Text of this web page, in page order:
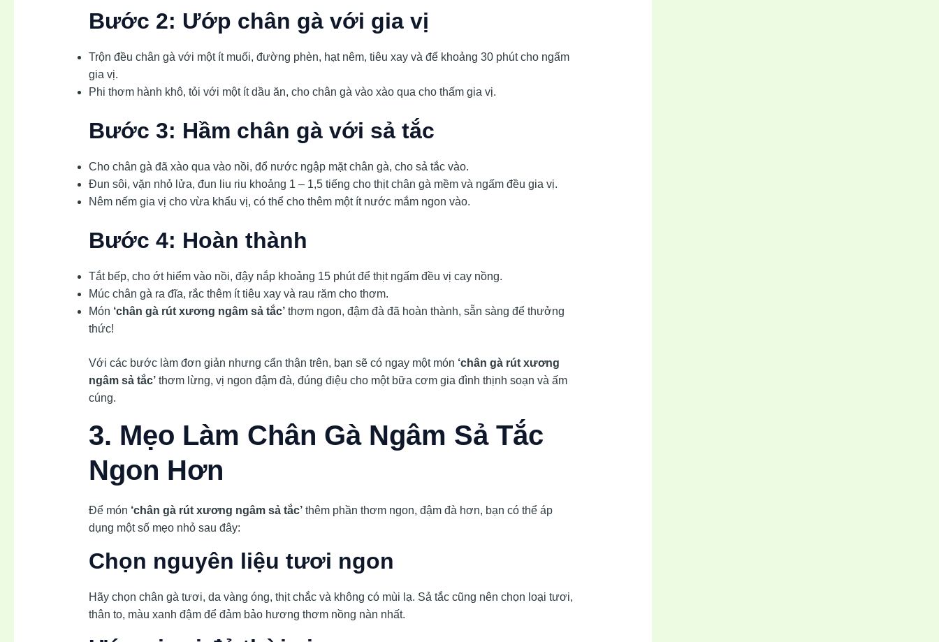
Bước 2: Ướp chân gà với gia vị
Trộn đều chân gà với một ít muối, đường phèn, hạt nêm, tiêu xay và để khoảng 30 phút cho ngấm
gia vị.
Phi thơm hành khô, tỏi với một ít dầu ăn, cho chân gà vào xào qua cho thấm gia vị.
Bước 3: Hầm chân gà với sả tắc
Cho chân gà đã xào qua vào nồi, đổ nước ngập mặt chân gà, cho sả tắc vào.
Đun sôi, vặn nhỏ lửa, đun liu riu khoảng 1 – 1,5 tiếng cho thịt chân gà mềm và ngấm đều gia vị.
Nêm nếm gia vị cho vừa khẩu vị, có thể cho thêm một ít nước mắm ngon vào.
Bước 4: Hoàn thành
Tắt bếp, cho ớt hiểm vào nồi, đậy nắp khoảng 15 phút để thịt ngấm đều vị cay nồng.
Múc chân gà ra đĩa, rắc thêm ít tiêu xay và rau răm cho thơm.
Món ‘chân gà rút xương ngâm sả tắc’thơm ngon, đậm đà đã hoàn thành, sẵn sàng để thưởng
thức!
Với các bước làm đơn giản nhưng cẩn thận trên, bạn sẽ có ngay một món ‘chân gà rút xương
ngâm sả tắc’thơm lừng, vị ngon đậm đà, đúng điệu cho một bữa cơm gia đình thịnh soạn và ấm
cúng.
3. Mẹo Làm Chân Gà Ngâm Sả Tắc
Ngon Hơn
Để món ‘chân gà rút xương ngâm sả tắc’thêm phần thơm ngon, đậm đà hơn, bạn có thể áp
dụng một số mẹo nhỏ sau đây:
Chọn nguyên liệu tươi ngon
Hãy chọn chân gà tươi, da vàng óng, thịt chắc và không có mùi lạ. Sả tắc cũng nên chọn loại tươi,
thân to, màu xanh đậm để đảm bảo hương thơm nồng nàn nhất.